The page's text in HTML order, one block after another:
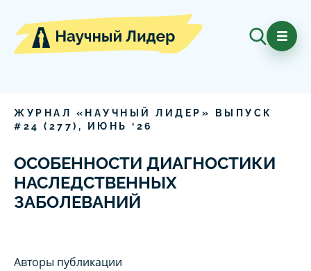
ЖУРНАЛ «НАУЧНЫЙ ЛИДЕР» ВЫПУСК
# 24 ( 277), ИЮНЬ ‘ 26
ОСОБЕННОСТИ ДИАГНОСТИКИ
НАСЛЕДСТВЕННЫХ
ЗАБОЛЕВАНИЙ
Авторы публикации